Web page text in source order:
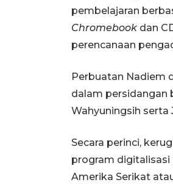
pembelajaran
Chromebook dan
perencanaan
Perbuatan Nadiem
dalam persidangan
Wahyuningsih serta
Secara perinci,
program digitalisasi
Amerika Serikat